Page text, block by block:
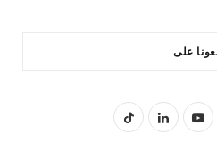
على
Y
L